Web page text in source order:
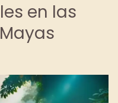
en las